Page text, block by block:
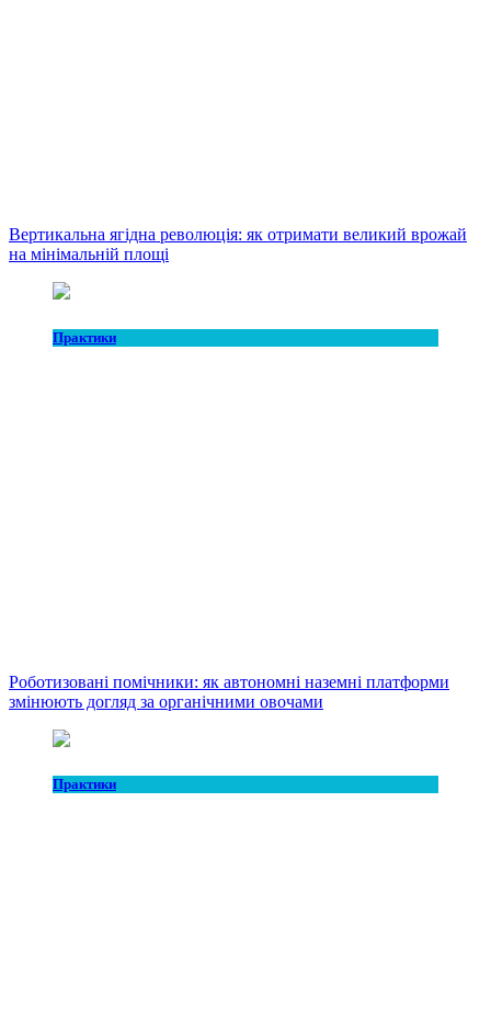
Вертикальна ягідна революція: як отримати великий врожай
на мінімальній площі
Практики
Роботизовані помічники: як автономні наземні платформи
змінюють догляд за органічними овочами
Практики